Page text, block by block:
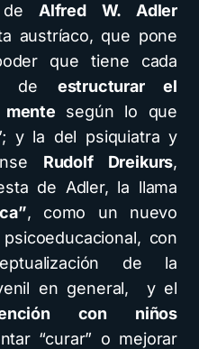
Alfred W. Adler
austríaco, que pone
que tiene cada
de estructurar el
según lo que
y la del psiquiatra y
Rudolf Dreikurs,
de Adler, la llama
, como un nuevo
con
de la
en general, y el
con niños
“curar” o mejorar